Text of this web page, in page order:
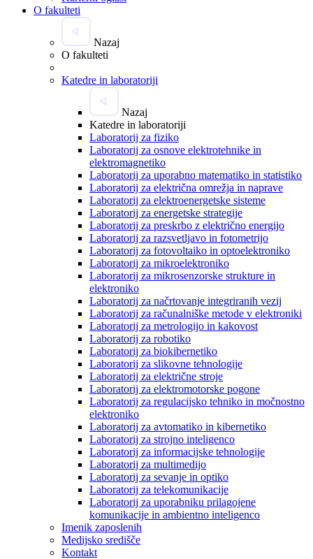
O fakulteti
Nazaj
O fakulteti
Katedre in laboratoriji
Nazaj
Katedre in laboratoriji
Laboratorij za fiziko
Laboratorij za osnove elektrotehnike in
elektromagnetiko
Laboratorij za uporabno matematiko in statistiko
Laboratorij za električna omrežja in naprave
Laboratorij za elektroenergetske sisteme
Laboratorij za energetske strategije
Laboratorij za preskrbo z električno energijo
Laboratorij za razsvetljavo in fotometrijo
Laboratorij za fotovoltaiko in optoelektroniko
Laboratorij za mikroelektroniko
Laboratorij za mikrosenzorske strukture in
elektroniko
Laboratorij za načrtovanje integriranih vezij
Laboratorij za računalniške metode v elektroniki
Laboratorij za metrologijo in kakovost
Laboratorij za robotiko
Laboratorij za biokibernetiko
Laboratorij za slikovne tehnologije
Laboratorij za električne stroje
Laboratorij za elektromotorske pogone
Laboratorij za regulacijsko tehniko in močnostno
elektroniko
Laboratorij za avtomatiko in kibernetiko
Laboratorij za strojno inteligenco
Laboratorij za informacijske tehnologije
Laboratorij za multimedijo
Laboratorij za sevanje in optiko
Laboratorij za telekomunikacije
Laboratorij za uporabniku prilagojene
komunikacije in ambientno inteligenco
Imenik zaposlenih
Medijsko središče
Kontakt